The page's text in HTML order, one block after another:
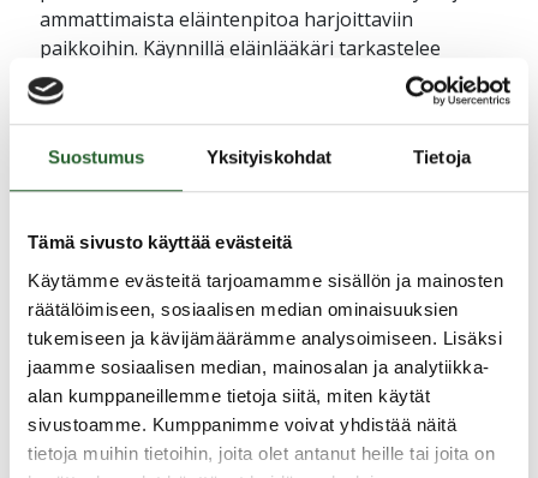
Suostumus Yksityiskohdat Tietoja
Tämä sivusto käyttää evästeitä
Käytämme evästeitä tarjoamamme sisällön ja mainosten
räätälöimiseen, sosiaalisen median ominaisuuksien
tukemiseen ja kävijämäärämme analysoimiseen. Lisäksi
jaamme sosiaalisen median, mainosalan ja analytiikka-
alan kumppaneillemme tietoja siitä, miten käytät
sivustoamme. Kumppanimme voivat yhdistää näitä
tietoja muihin tietoihin, joita olet antanut heille tai joita on
ammattimaista eläintenpitoa harjoittaviin
paikkoihin. Käynnillä eläinlääkäri tarkastelee
eläinten olosuhteita, kohtelua ja pitopaikkoja.
OULUNKAAREN YMPÄRISTÖPALVELUT /
OULUNKAAREN YMPÄRISTÖLAUTAKUNTA
Jaa uutinen
Ajankohtaista